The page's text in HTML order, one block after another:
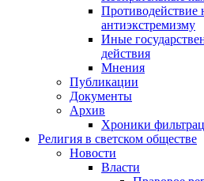
Противодействие
антиэкстремизму
Иные
действия
Мнения
Публикации
Документы
Архив
Хроники
Религия в светском обществе
Новости
Власти